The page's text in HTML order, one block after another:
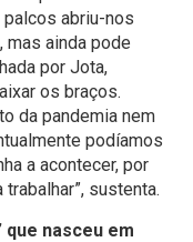
abriu-nos
ainda pode
por Jota,
os braços.
da pandemia nem
podíamos
a acontecer, por
sustenta.
que nasceu em